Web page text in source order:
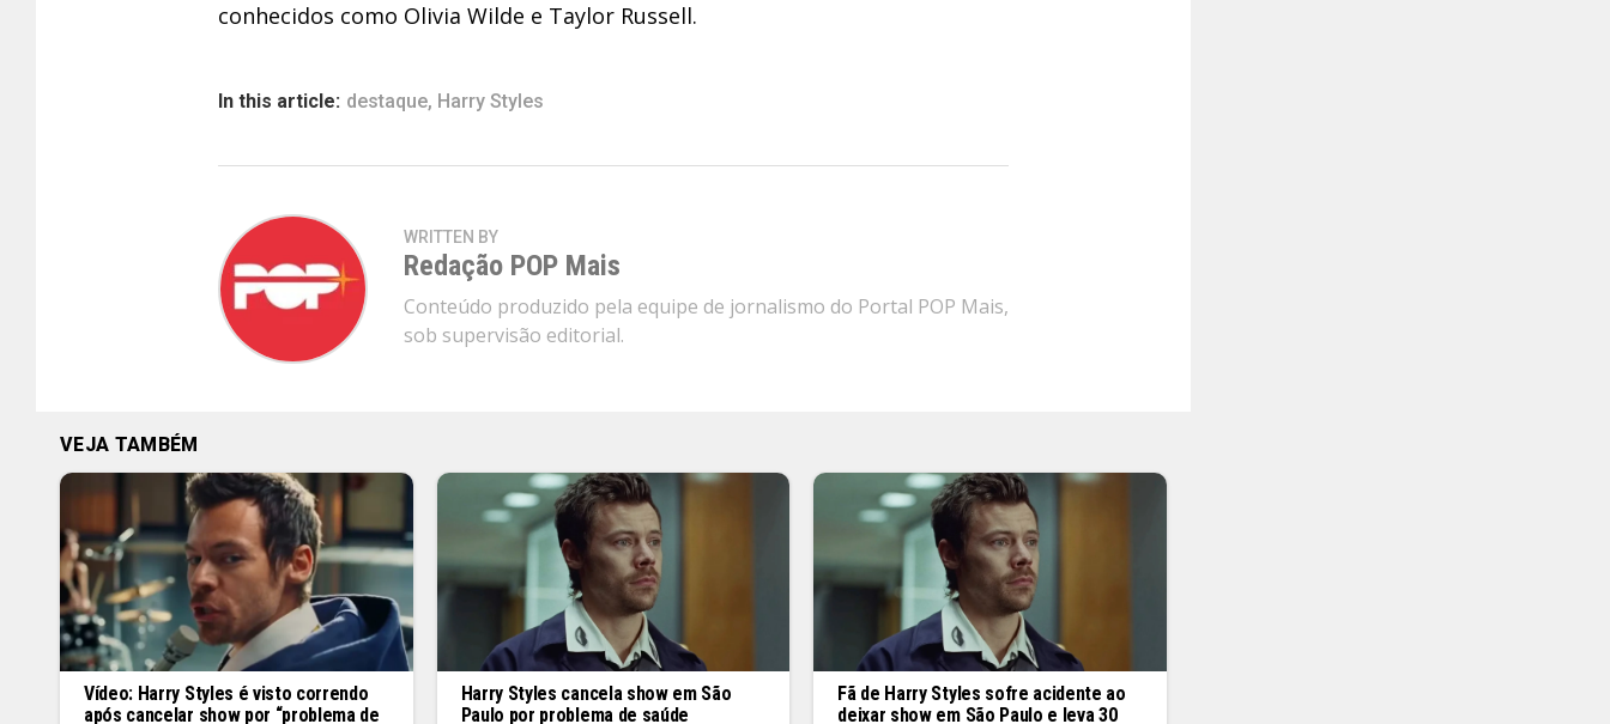
conhecidos como Olivia Wilde e Taylor Russell.
In this article: destaque, Harry Styles
WRITTEN BY
Redação POP Mais
Conteúdo produzido pela equipe de jornalismo do Portal POP Mais,
sob supervisão editorial.
VEJA TAMBÉM
Vídeo: Harry Styles é visto correndo
após cancelar show por “problema de
Harry Styles cancela show em São
Paulo por problema de saúde
Fã de Harry Styles sofre acidente ao
deixar show em São Paulo e leva 30